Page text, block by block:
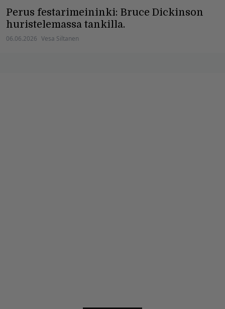
Perus festarimeininki: Bruce Dickinson
huristelemassa tankilla.
06.06.2026 Vesa Siltanen